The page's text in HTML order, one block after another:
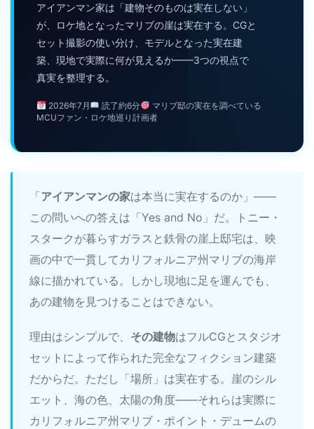
アイアンマン家は「建物そのものは実在しない」
が、ロケ地となったマリブの崖は実在する。CGと
セット撮影の使い分け、モデルとなった実在建
築、現地で実際に何が見えるか——3つの視点で
真実を整理する。
2026年7月 読了約6分
マリブ邸の実在を調べている
MCUファン・ロケ地巡り計画者
「アイアンマンの家は本当に実在するのか」——
この問いへの答えは「Yes and No」だ。トニー・
スタークが暮らすガラスと鉄骨の崖上邸宅は、映
画の中で一貫してカリフォルニア州マリブの海岸
線に描かれている。しかし現地に足を運んでも、
あの建物を見つけることはできない。
理由はシンプルで、 その建物はフルCGとスタジオ
セットによって作られた完全なフィクション建築
だからだ。ただし「場所」は実在する。崖のシル
エット、海の色、太陽の角度——それらは実際に
カリフォルニア州マリブ・ポイント・デュームの